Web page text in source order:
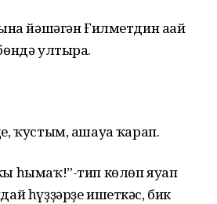
йәшәгән Ғилметдин ағай
ултыра.
ҡустым, ашауға ҡарап.
һымаҡ!”-тип көлөп яуап
һүҙҙәрҙе ишеткәс, бик